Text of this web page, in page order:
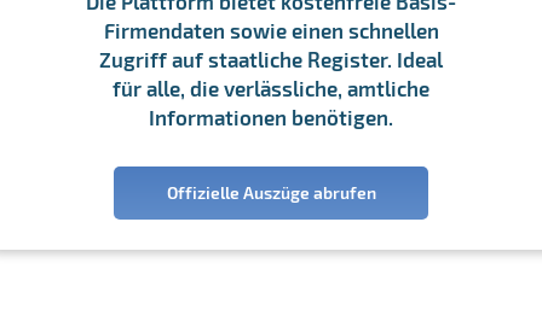
Firmendaten sowie einen schnellen
Zugriff auf staatliche Register. Ideal
für alle, die verlässliche, amtliche
Informationen benötigen.
Offizielle Auszüge abrufen